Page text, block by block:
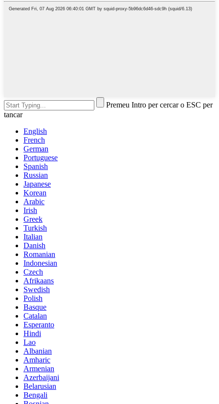
Premeu Intro per cercar o ESC per
tancar
English
French
German
Portuguese
Spanish
Russian
Japanese
Korean
Arabic
Irish
Greek
Turkish
Italian
Danish
Romanian
Indonesian
Czech
Afrikaans
Swedish
Polish
Basque
Catalan
Esperanto
Hindi
Lao
Albanian
Amharic
Armenian
Azerbaijani
Belarusian
Bengali